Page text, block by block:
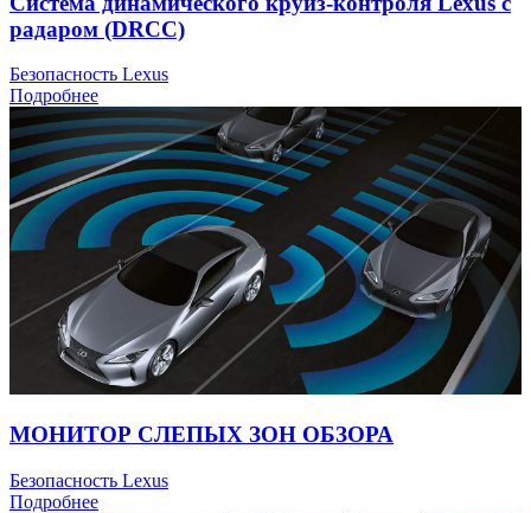
радаром (DRCC)
Безопасность Lexus
Подробнее
МОНИТОР СЛЕПЫХ ЗОН ОБЗОРА
Безопасность Lexus
Подробнее